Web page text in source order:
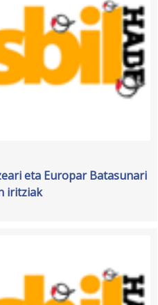
eta Europar Batasunari
iritziak